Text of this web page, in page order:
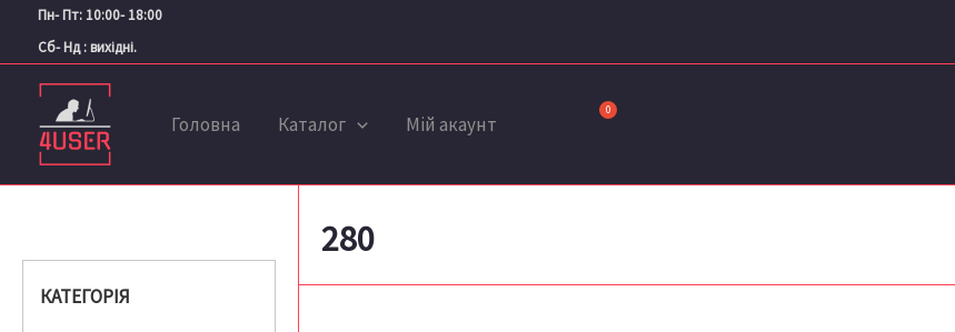
ПерейтиПн- Пт: 10:00- 18:00
Сб- Нд : вихідні.
Головна Каталог Мій акаунт Порівняти
КАТЕГОРІЯ
280